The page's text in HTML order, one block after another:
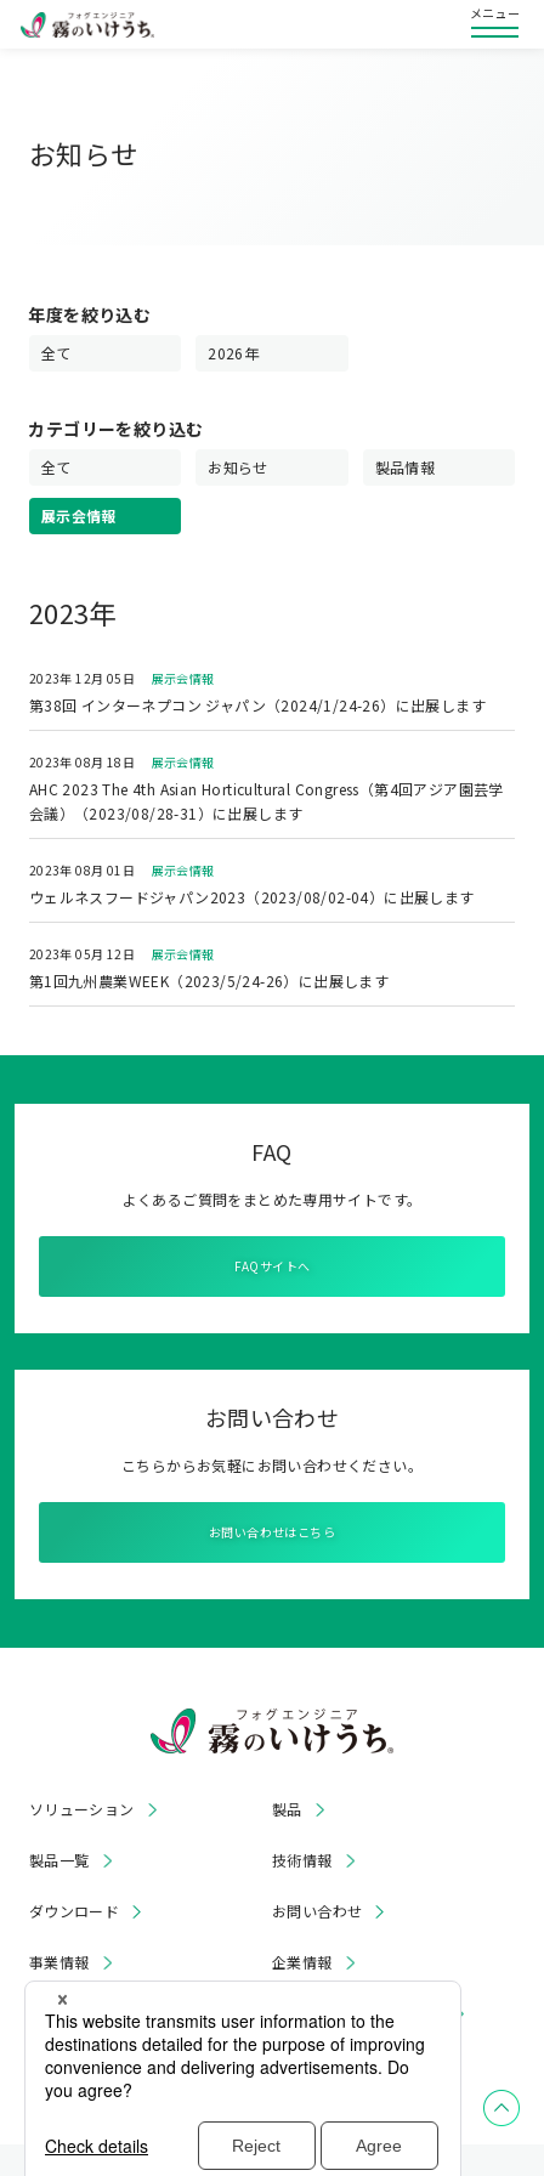
メニュー
お知らせ
年度を絞り込む
全て 2026年
カテゴリーを絞り込む
全て お知らせ 製品情報
展示会情報
2023年
2023年 12月 05日 展示会情報
第38回 インターネプコン ジャパン（2024/1/24-26）に出展します
2023年 08月 18日 展示会情報
AHC 2023 The 4th Asian Horticultural Congress（第4回アジア園芸学
会議）（2023/08/28-31）に出展します
2023年 08月 01日 展示会情報
ウェルネスフードジャパン2023（2023/08/02-04）に出展します
2023年 05月 12日 展示会情報
第1回九州農業WEEK（2023/5/24-26）に出展します
FAQ
よくあるご質問をまとめた専用サイトです。
FAQサイトへ
お問い合わせ
こちらからお気軽にお問い合わせください。
お問い合わせはこちら
ソリューション 製品
製品一覧 技術情報
ダウンロード お問い合わせ
事業情報 企業情報
お知らせ リコール・無償修理 情報
採用情報 プライバシーポリシー
サイトマップ